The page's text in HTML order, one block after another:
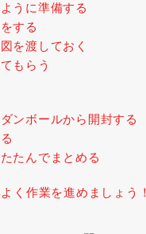
うに準備する
する
を渡しておく
もらう
ンボールから開封する
たんでまとめる
く作業を進めましょう！